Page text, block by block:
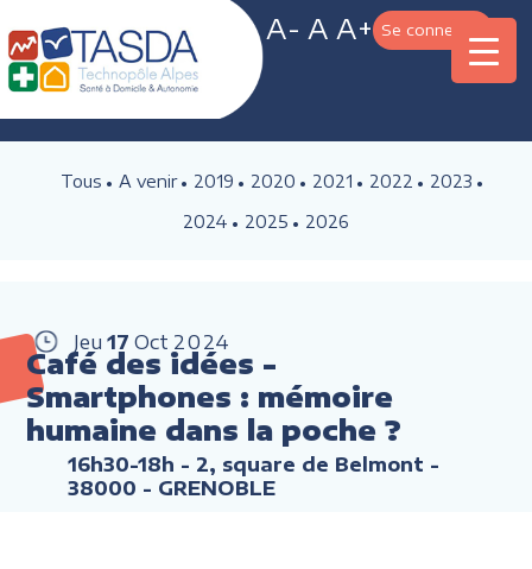
A- A A+ Se connecter
Tous A venir 2019 2020 2021 2022
2023
2024
2025 2026
Jeu 17 Oct 2024
Café des idées -
Smartphones : mémoire
humaine dans la poche ?
16h30-18h - 2, square de Belmont -
38000 - GRENOBLE